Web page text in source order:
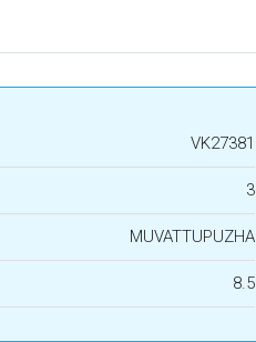
VK27381
3
MUVATTUPUZHA
8.5